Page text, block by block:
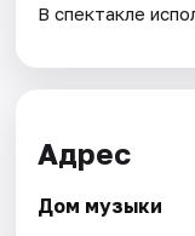
В спектакле
Адрес
Дом музыки